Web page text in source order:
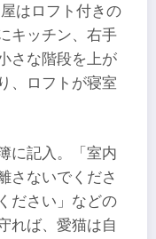
はロフト付きの
キッチン、右手
さな階段を上が
、ロフトが寝室
に記入。「室内
さないでくださ
ださい」などの
れば、愛猫は自